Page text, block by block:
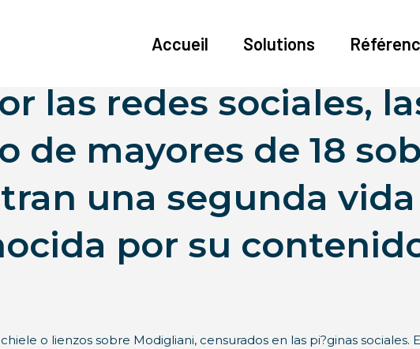
Accueil Solutions
las redes sociales,
de mayores de 18
una segunda
por su
o lienzos sobre Modigliani, censurados en las pi?ginas